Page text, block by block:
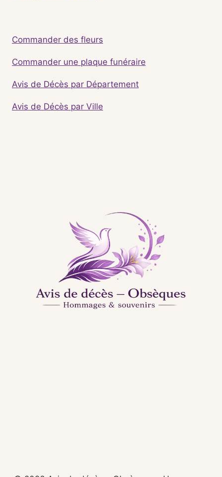
Commander des fleurs
Commander une plaque funéraire
Avis de Décès par Département
Avis de Décès par Ville